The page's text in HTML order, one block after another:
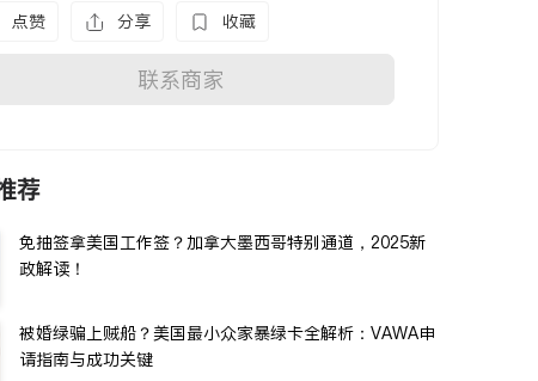
点赞 分享 收藏
联系商家
荐
免抽签拿美国工作签？加拿大墨西哥特别通道，2025新
政解读！
被婚绿骗上贼船？美国最小众家暴绿卡全解析：VAWA申
请指南与成功关键